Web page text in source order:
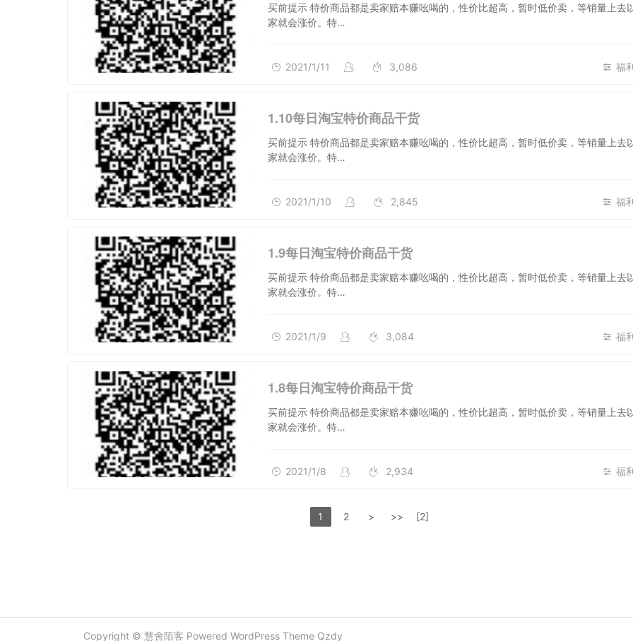
买前提示 特价商品都是卖家赔本赚吆喝的，性价比超高，暂时低价卖，等销量上去
家就会涨价。特…
福
2021/1/11 3,086
1.10每日淘宝特价商品干货
买前提示 特价商品都是卖家赔本赚吆喝的，性价比超高，暂时低价卖，等销量上去
家就会涨价。特…
福
2021/1/10 2,845
1.9每日淘宝特价商品干货
买前提示 特价商品都是卖家赔本赚吆喝的，性价比超高，暂时低价卖，等销量上去
家就会涨价。特…
福
2021/1/9 3,084
1.8每日淘宝特价商品干货
买前提示 特价商品都是卖家赔本赚吆喝的，性价比超高，暂时低价卖，等销量上去
家就会涨价。特…
福
2021/1/8 2,934
1 2 > >> [2]
Copyright © 慧舍陌客 Powered WordPressTheme Qzdy